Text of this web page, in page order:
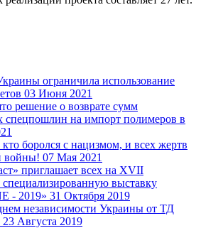
ограничила использование
03 Июня 2021
решение о возврате сумм
спецпошлин на импорт полимеров в
боролся с нацизмом, и всех жертв
войны! 07 Мая 2021
приглашает всех на XVIІ
выставку
- 2019» 31 Октября 2019
независимости Украины от ТД
23 Августа 2019